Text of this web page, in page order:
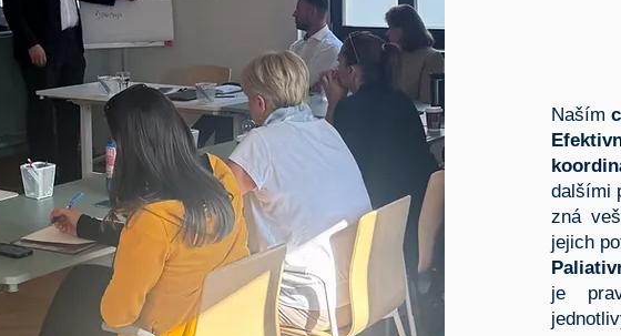
Naším
dalšími
zná
jejich
je